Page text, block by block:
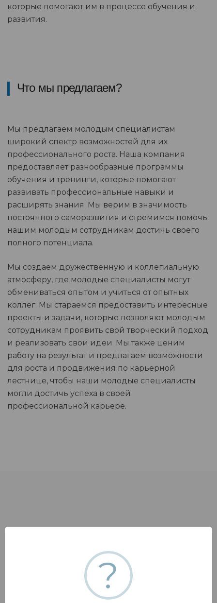
которые помогают им в процессе обучения и
развития.
Что мы предлагаем?
Мы предлагаем молодым специалистам
широкий спектр возможностей для их
профессионального роста. Наша компания
предоставляет разнообразные программы
обучения и тренинги, которые помогают
развивать профессиональные навыки и
расширять знания. Мы верим в значимость
постоянного саморазвития и стремимся помочь
нашим молодым сотрудникам достичь своего
полного потенциала.
Мы создаем дружественную и коллегиальную
атмосферу, где молодые специалисты могут
обмениваться опытом и учиться от опытных
коллег. Мы стараемся предоставить интересные
проекты и задачи, которые позволяют молодым
сотрудникам проявить свой творческий подход
и реализовать свои идеи. Мы также ценим
работу на результат и предлагаем возможности
для роста и продвижения по карьерной
лестнице, чтобы наши молодые специалисты
могли достичь успеха в своей
профессиональной карьере.
Отправить запрос
Чтобы получить анкету и назначить дату
?